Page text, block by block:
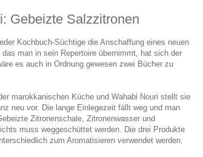
Gebeizte Salzzitronen
Kochbuch-Süchtige die Anschaffung eines neuen
man in sein Repertoire übernimmt, hat sich der
es auch in Ordnung gewesen zwei Bücher zu
marokkanischen Küche und Wahabi Nouri stellt sie
neu vor. Die lange Einlegezeit fällt weg und man
Zitronenschale, Zitronenwasser und
muss weggeschüttet werden. Die drei Produkte
zum Aromatisieren verwendet werden.